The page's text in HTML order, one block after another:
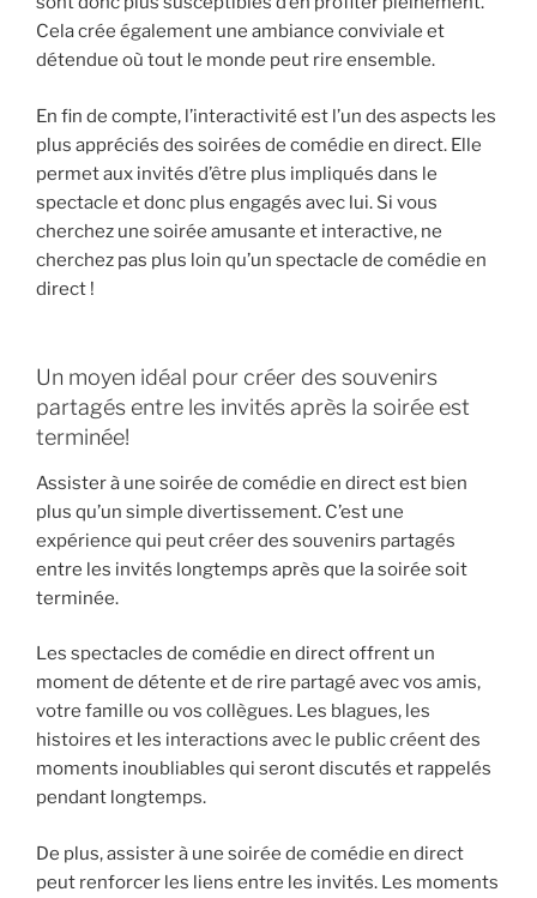
Cela crée également une ambiance conviviale et
détendue où tout le monde peut rire ensemble.
En fin de compte, l’interactivité est l’un des aspects les
plus appréciés des soirées de comédie en direct. Elle
permet aux invités d’être plus impliqués dans le
spectacle et donc plus engagés avec lui. Si vous
cherchez une soirée amusante et interactive, ne
cherchez pas plus loin qu’un spectacle de comédie en
direct !
Un moyen idéal pour créer des souvenirs
partagés entre les invités après la soirée est
terminée!
Assister à une soirée de comédie en direct est bien
plus qu’un simple divertissement. C’est une
expérience qui peut créer des souvenirs partagés
entre les invités longtemps après que la soirée soit
terminée.
Les spectacles de comédie en direct offrent un
moment de détente et de rire partagé avec vos amis,
votre famille ou vos collègues. Les blagues, les
histoires et les interactions avec le public créent des
moments inoubliables qui seront discutés et rappelés
pendant longtemps.
De plus, assister à une soirée de comédie en direct
peut renforcer les liens entre les invités. Les moments